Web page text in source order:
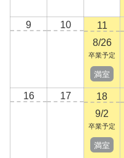
9 10
11
8/26
卒業予定
満室
16 17
18
9/2
卒業予定
満室